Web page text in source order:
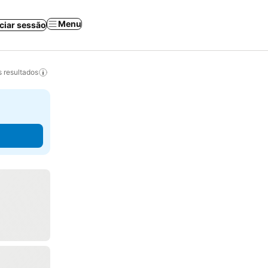
sessão Menu
resultados